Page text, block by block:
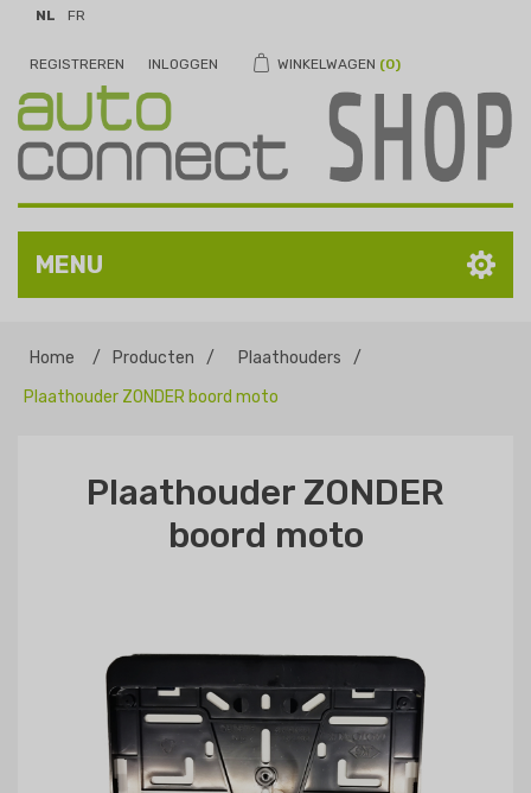
NL FR
REGISTREREN INLOGGEN WINKELWAGEN (0)
MENU
Home / Producten / Plaathouders
/
Plaathouder ZONDER boord moto
Plaathouder ZONDER
boord moto